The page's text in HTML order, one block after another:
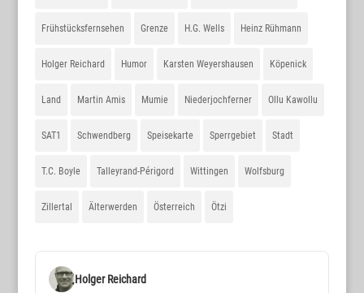
Frühstücksfernsehen Grenze H.G. Wells Heinz Rühmann
Holger Reichard Humor Karsten Weyershausen Köpenick
Land Martin Amis Mumie Niederjochferner Ollu Kawollu
SAT1 Schwendberg Speisekarte Sperrgebiet Stadt
T.C. Boyle Talleyrand-Périgord Wittingen Wolfsburg
Zillertal Älterwerden Österreich Ötzi
Holger Reichard